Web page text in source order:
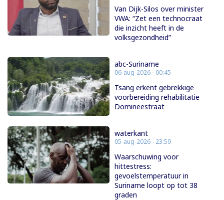
Van Dijk-Silos over minister
VWA: “Zet een technocraat
die inzicht heeft in de
volksgezondheid”
abc-Suriname
06-aug-2026 - 00:45
Tsang erkent gebrekkige
voorbereiding rehabilitatie
Domineestraat
waterkant
05-aug-2026 - 23:59
Waarschuwing voor
hittestress:
gevoelstemperatuur in
Suriname loopt op tot 38
graden